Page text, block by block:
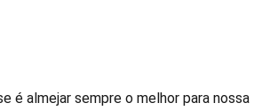
é almejar sempre o melhor para nossa